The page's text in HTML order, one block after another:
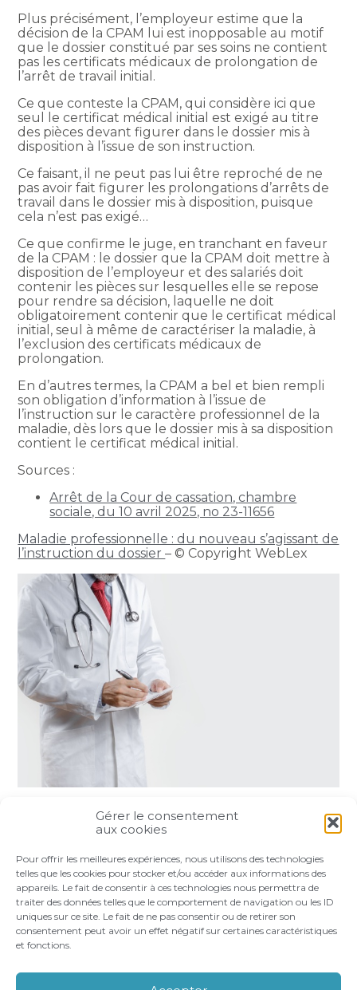
Gérer le consentement
aux cookies
Pour offrir les meilleures expériences, nous utilisons des technologies
telles que les cookies pour stocker et/ou accéder aux informations des
appareils. Le fait de consentir à ces technologies nous permettra de
traiter des données telles que le comportement de navigation ou les ID
uniques sur ce site. Le fait de ne pas consentir ou de retirer son
consentement peut avoir un effet négatif sur certaines caractéristiques
et fonctions.
Plus précisément, l’employeur estime que la
décision de la CPAM lui est inopposable au motif
que le dossier constitué par ses soins ne contient
pas les certificats médicaux de prolongation de
l’arrêt de travail initial.
Ce que conteste la CPAM, qui considère ici que
seul le certificat médical initial est exigé au titre
des pièces devant figurer dans le dossier mis à
disposition à l’issue de son instruction.
Ce faisant, il ne peut pas lui être reproché de ne
pas avoir fait figurer les prolongations d’arrêts de
travail dans le dossier mis à disposition, puisque
cela n’est pas exigé…
Ce que confirme le juge, en tranchant en faveur
de la CPAM : le dossier que la CPAM doit mettre à
disposition de l’employeur et des salariés doit
contenir les pièces sur lesquelles elle se repose
pour rendre sa décision, laquelle ne doit
obligatoirement contenir que le certificat médical
initial, seul à même de caractériser la maladie, à
l’exclusion des certificats médicaux de
prolongation.
En d’autres termes, la CPAM a bel et bien rempli
son obligation d’information à l’issue de
l’instruction sur le caractère professionnel de la
maladie, dès lors que le dossier mis à sa disposition
contient le certificat médical initial.
Sources :
Arrêt de la Cour de cassation, chambre
sociale, du 10 avril 2025, no 23-11656
Maladie professionnelle : du nouveau s’agissant de
l’instruction du dossier– © Copyright WebLex
FaceBook
TwitterLinkedIn
Principale
NOS ACCOMPAGNEMENTS